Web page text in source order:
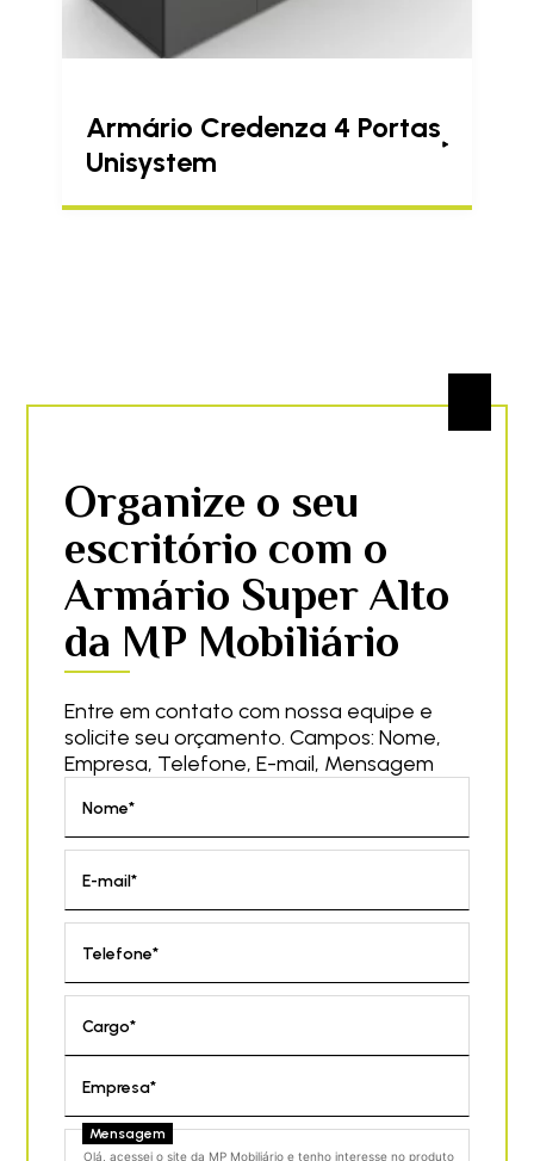
Armário Credenza 4 Portas
Unisystem
Organize o seu
escritório com o
Armário Super Alto
da MP Mobiliário
Entre em contato com nossa equipe e
solicite seu orçamento. Campos: Nome,
Empresa, Telefone, E-mail, Mensagem
Nome*
E-mail*
Telefone*
Cargo*
Empresa*
Mensagem